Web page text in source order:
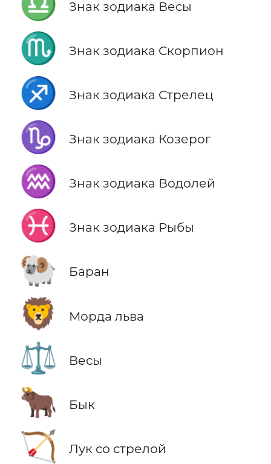
Знак зодиака Весы
♏ Знак зодиака Скорпион
♐ Знак зодиака Стрелец
♑ Знак зодиака Козерог
♒ Знак зодиака Водолей
♓ Знак зодиака Рыбы
🐏 Баран
🦁 Морда льва
⚖️ Весы
🐂 Бык
🏹 Лук со стрелой